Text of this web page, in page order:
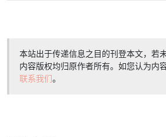
本站出于传递信息之目的刊登本文，若
内容版权均归原作者所有。如您认为内
联系我们。